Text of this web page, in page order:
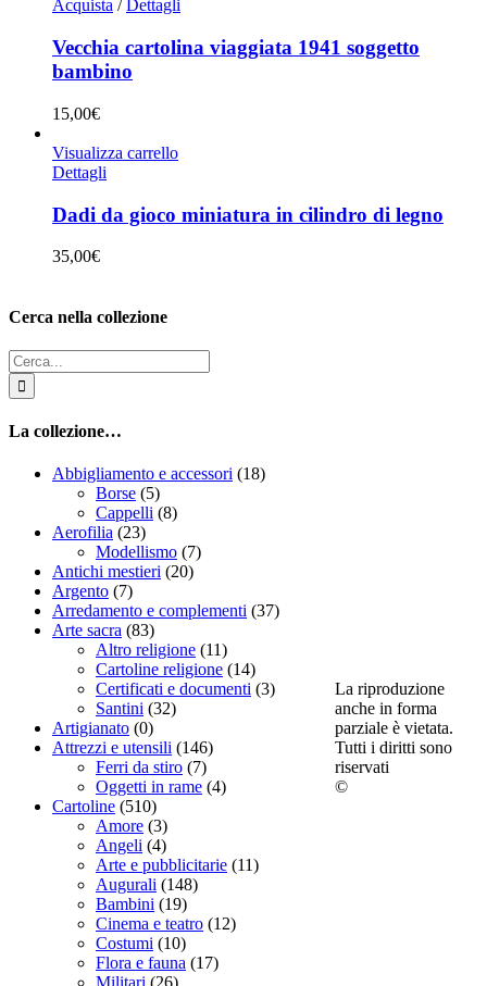
Acquista / Dettagli
Vecchia cartolina viaggiata 1941 soggetto
bambino
15,00€
Visualizza carrello
Dettagli
Dadi da gioco miniatura in cilindro di legno
35,00€
Cerca nella collezione
Cerca
per:
La collezione…
Abbigliamento e accessori (18)
Borse (5)
Cappelli (8)
Aerofilia (23)
Modellismo (7)
Antichi mestieri (20)
Argento (7)
Arredamento e complementi (37)
Arte sacra (83)
Altro religione (11)
Cartoline religione (14)
Certificati e documenti (3)
Santini (32)
Artigianato (0)
Attrezzi e utensili (146)
Ferri da stiro (7)
Oggetti in rame (4)
Cartoline (510)
Amore (3)
Angeli (4)
Arte e pubblicitarie (11)
Augurali (148)
Bambini (19)
Cinema e teatro (12)
Costumi (10)
Flora e fauna (17)
La riproduzione
anche in forma
parziale è vietata.
Tutti i diritti sono
riservati
©